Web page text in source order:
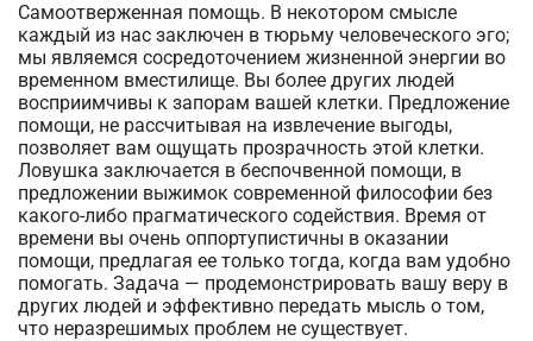
Самоотверженная помощь. В некотором смысле
каждый из нас заключен в тюрьму человеческого эго;
мы являемся сосредоточением жизненной энергии во
временном вместилище. Вы более других людей
восприимчивы к запорам вашей клетки. Предложение
помощи, не рассчитывая на извлечение выгоды,
позволяет вам ощущать прозрачность этой клетки.
Ловушка заключается в беспочвенной помощи, в
предложении выжимок современной философии без
какого-либо прагматического содействия. Время от
времени вы очень оппортупистичны в оказании
помощи, предлагая ее только тогда, когда вам удобно
помогать. Задача — продемонстрировать вашу веру в
других людей и эффективно передать мысль о том,
что неразрешимых проблем не существует.